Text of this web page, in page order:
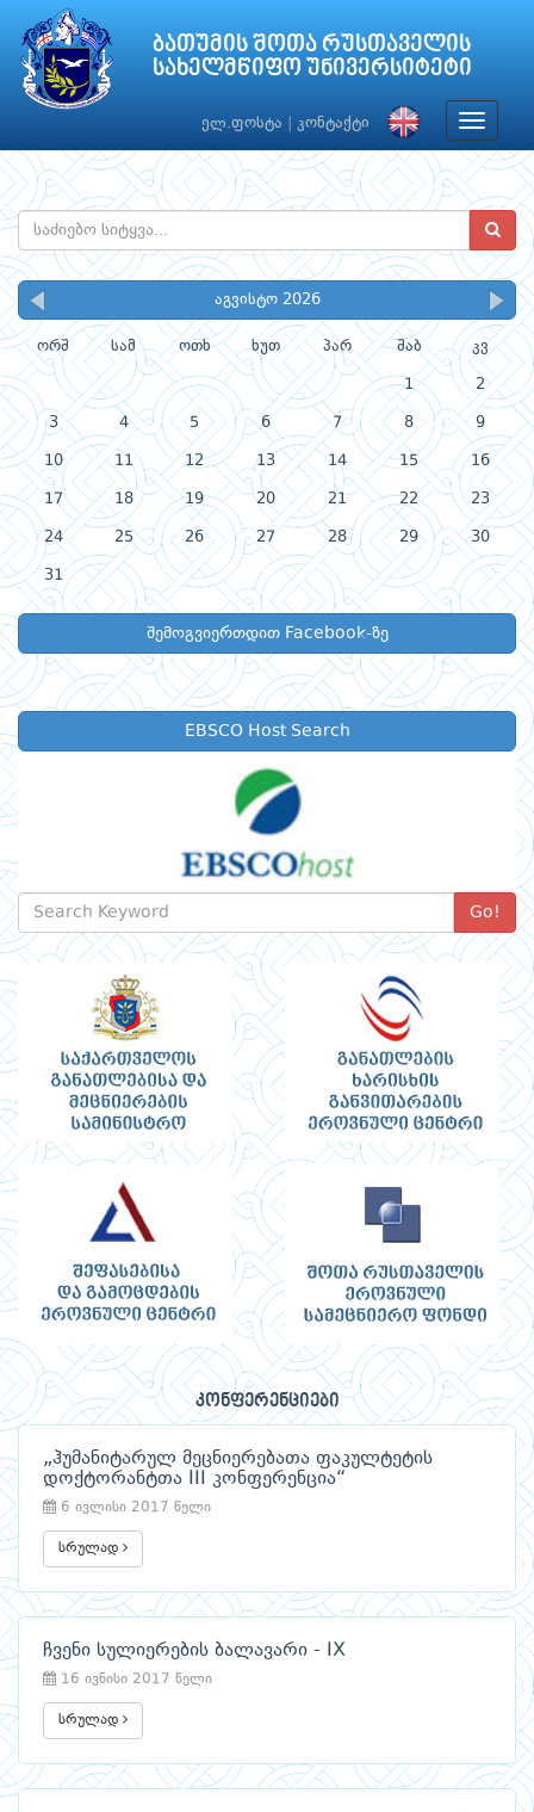
ბათუმის შოთა რუსთაველის
სახელმწიფო უნივერსიტეტი
ელ.ფოსტა კონტაქტი
Toggle
აგვისტო 2026
ორშ სამ ოთხ ხუთ პარ შაბ კვ
1 2
3 4 5 6 7 8 9
10 11 12 13 14 15 16
17 18 19 20 21 22 23
24 25 26 27 28 29 30
31
შემოგვიერთდით Facebook-ზე
EBSCO Host Search
Go!
კონფერენციები
„ჰუმანიტარულ მეცნიერებათა ფაკულტეტის
დოქტორანტთა III კონფერენცია“
6 ივლისი 2017 წელი
სრულად
ჩვენი სულიერების ბალავარი - IX
16 ივნისი 2017 წელი
სრულად